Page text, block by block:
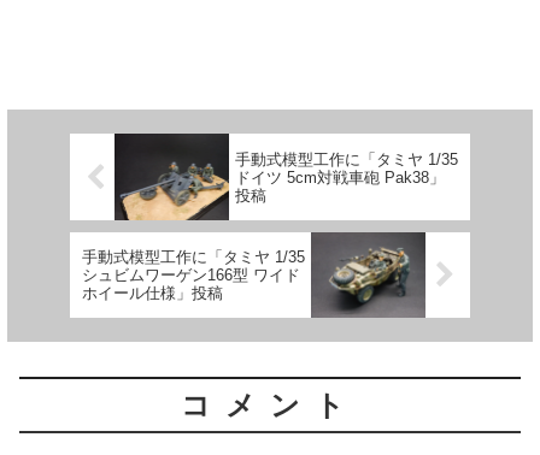
手動式模型工作に「タミヤ 1/35
ドイツ 5cm対戦車砲 Pak38」
投稿
手動式模型工作に「タミヤ 1/35
シュビムワーゲン166型 ワイド
ホイール仕様」投稿
コメント